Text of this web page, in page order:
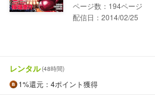
194
配信日：2014/02/25
レンタル(48時間)
1%還元 ：4ポイント獲得